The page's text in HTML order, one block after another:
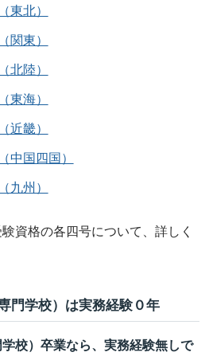
東北）
関東）
北陸）
東海）
近畿）
中国四国）
九州）
資格の各四号について、詳しく
門学校）は実務経験０年
校）卒業なら、実務経験無しで